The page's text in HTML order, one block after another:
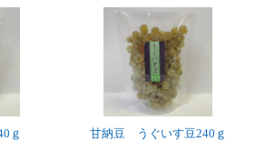
ｇ
甘納豆 うぐいす豆240ｇ